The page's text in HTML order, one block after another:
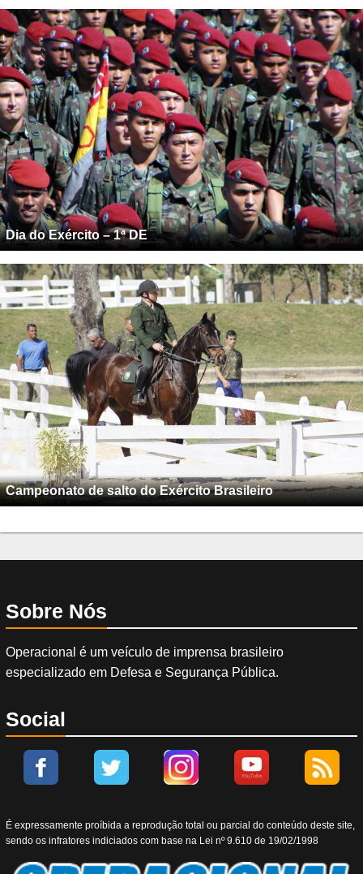
Dia do Exército – 1ª DE
Campeonato de salto do Exército Brasileiro
Sobre Nós
Operacional é um veículo de imprensa brasileiro
especializado em Defesa e Segurança Pública.
Social
É expressamente proíbida a reprodução total ou parcial do conteúdo deste site,
sendo os infratores indiciados com base na Lei nº 9.610 de 19/02/1998